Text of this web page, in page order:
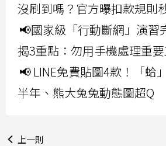
沒刷到嗎？官方曝扣款規則
📢國家級「行動斷網」演習
揭3重點：勿用手機處理重
📢 LINE免費貼圖4款！「蛤
半年、熊大兔兔動態圖超Q
上一則